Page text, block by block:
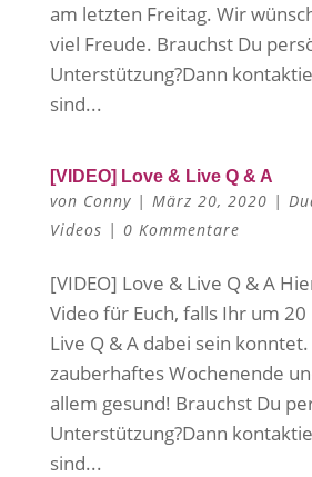
am letzten Freitag. Wir
viel Freude. Brauchst Du
Unterstützung?Dann
sind...
[VIDEO] Love & Live Q & A
von Conny| März 20, 2020 |
Videos | 0 Kommentare
[VIDEO] Love & Live Q & A
Video für Euch, falls Ihr um
Live Q & A dabei sein
zauberhaftes Wochenende
allem gesund! Brauchst Du
Unterstützung?Dann
sind...